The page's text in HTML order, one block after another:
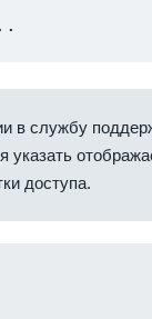
в службу
указать
доступа.